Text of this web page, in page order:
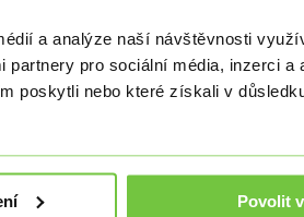
a analýze naší návštěvnosti
pro sociální média, inzerci a
poskytli nebo které získali v
Povolit
525. Na první pohled by
ztráty zaměstnání a
Přičemž v čase se tento
rozdíl v nezaměstnanosti